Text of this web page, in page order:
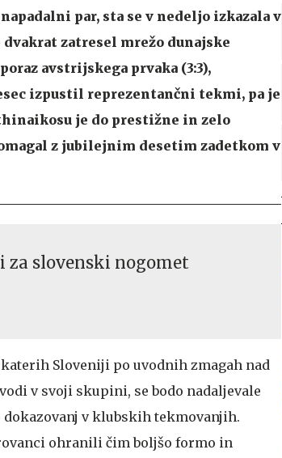
par, sta se v nedeljo izkazala v
zatresel mrežo dunajske
avstrijskega prvaka (3:3),
izpustil reprezentančni tekmi, pa je
je do prestižne in zelo
z jubilejnim desetim zadetkom v
za slovenski nogomet
Sloveniji po uvodnih zmagah nad
v svoji skupini, se bodo nadaljevale
v klubskih tekmovanjih.
ohranili čim boljšo formo in